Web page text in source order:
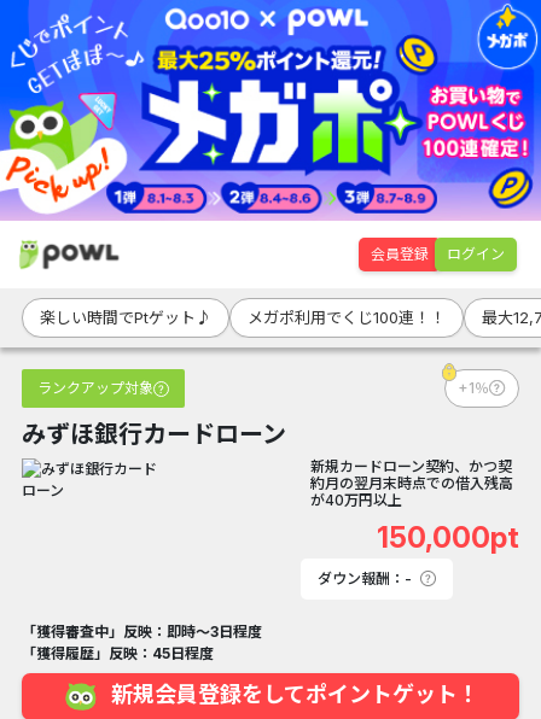
会員登録 ログイン
楽しい時間でPtゲット♪ メガポ利用でくじ100連！！ 最大
ランクアップ対象 +1％
みずほ銀行カードローン
新規カードローン契約、かつ契
約月の翌月末時点での借入残高
が40万円以上
150,000pt
ダウン報酬：-
「獲得審査中」反映：即時～3日程度
「獲得履歴」反映：45日程度
新規会員登録をしてポイントゲット！